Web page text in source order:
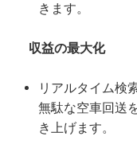
きます。
収益の最大化
リアルタイム検
無駄な空車回送
き上げます。